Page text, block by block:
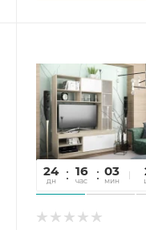
24
дн
16
час
03
мин